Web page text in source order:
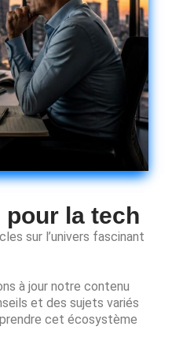
la tech
sur l’univers fascinant
à jour notre contenu
et des sujets variés
cet écosystème